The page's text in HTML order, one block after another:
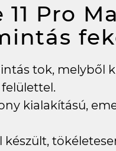
Pro
tok, melyből
kialakítású,
készült,